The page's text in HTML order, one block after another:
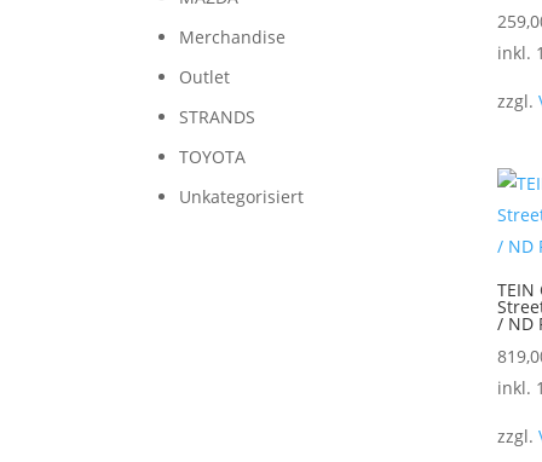
Merchandise
Outlet
STRANDS
TOYOTA
Unkategorisiert
inkl.
zzgl.
/ ND
inkl.
zzgl.